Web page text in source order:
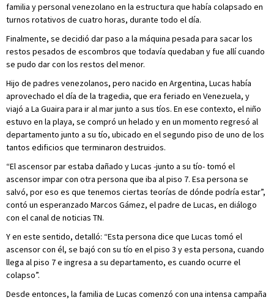
familia y personal venezolano en la estructura que había colapsado en
turnos rotativos de cuatro horas, durante todo el día.
Finalmente, se decidió dar paso a la máquina pesada para sacar los
restos pesados de escombros que todavía quedaban y fue allí cuando
se pudo dar con los restos del menor.
Hijo de padres venezolanos, pero nacido en Argentina, Lucas había
aprovechado el día de la tragedia, que era feriado en Venezuela, y
viajó a La Guaira para ir al mar junto a sus tíos. En ese contexto, el niño
estuvo en la playa, se compró un helado y en un momento regresó al
departamento junto a su tío, ubicado en el segundo piso de uno de los
tantos edificios que terminaron destruidos.
“El ascensor par estaba dañado y Lucas -junto a su tío- tomó el
ascensor impar con otra persona que iba al piso 7. Esa persona se
salvó, por eso es que tenemos ciertas teorías de dónde podría estar”,
contó un esperanzado Marcos Gámez, el padre de Lucas, en diálogo
con el canal de noticias TN.
Y en este sentido, detalló: “Esta persona dice que Lucas tomó el
ascensor con él, se bajó con su tío en el piso 3 y esta persona, cuando
llega al piso 7 e ingresa a su departamento, es cuando ocurre el
colapso”.
Desde entonces, la familia de Lucas comenzó con una intensa campaña